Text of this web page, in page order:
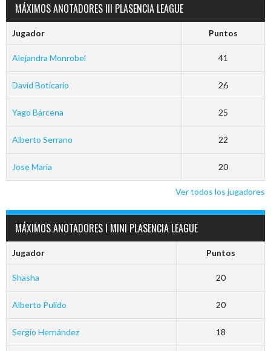
MÁXIMOS ANOTADORES III PLASENCIA LEAGUE
Jugador Puntos
Alejandra Monrobel 41
David Boticario 26
Yago Bárcena 25
Alberto Serrano 22
Jose Maria 20
Ver todos los jugadores
MÁXIMOS ANOTADORES I MINI PLASENCIA LEAGUE
Jugador Puntos
Shasha 20
Alberto Pulido 20
Sergio Hernández 18